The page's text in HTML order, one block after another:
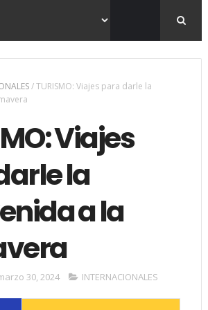
/TURISMO: Viajes para darle la
Viajes
la
a la
30, 2024 INTERNACIONALES